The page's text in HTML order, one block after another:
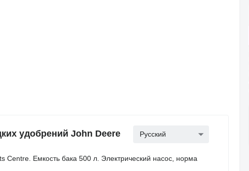
удобрений John Deere Русский
Емкость бака 500 л. Электрический насос, норма